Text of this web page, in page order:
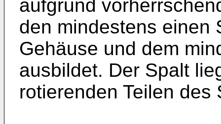
aufgrund
den mindestens einen
Gehäuse und dem
ausbildet. Der Spalt
rotierenden Teilen